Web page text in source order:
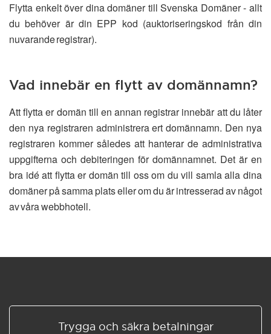
Flytta enkelt över dina domäner till Svenska Domäner - allt
du behöver är din EPP kod (auktoriseringskod från din
nuvarande registrar).
Vad innebär en flytt av domännamn?
Att flytta er domän till en annan registrar innebär att du låter
den nya registraren administrera ert domännamn. Den nya
registraren kommer således att hanterar de administrativa
uppgifterna och debiteringen för domännamnet. Det är en
bra idé att flytta er domän till oss om du vill samla alla dina
domäner på samma plats eller om du är intresserad av något
av våra webbhotell.
Trygga och säkra betalningar